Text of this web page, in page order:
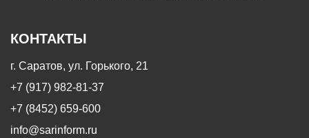
КОНТАКТЫ
г. Саратов, ул. Горького, 21
+7 (917) 982-81-37
+7 (8452) 659-600
info@sarinform.ru